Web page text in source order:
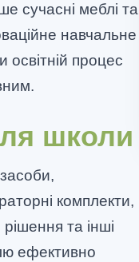
сучасні меблі та
навчальне
процес
школи
засоби,
комплекти,
та інші
ефективно